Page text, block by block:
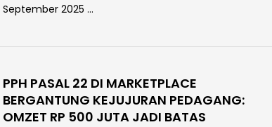
September 2025 …
PPH PASAL 22 DI MARKETPLACE
BERGANTUNG KEJUJURAN PEDAGANG:
OMZET RP 500 JUTA JADI BATAS